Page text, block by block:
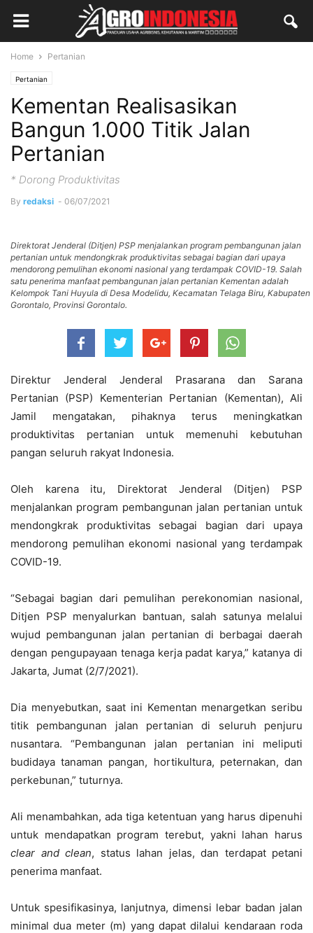
Home Pertanian
Pertanian
Kementan Realisasikan
Bangun 1.000 Titik Jalan
Pertanian
* Dorong Produktivitas
By redaksi - 06/07/2021
Direktorat Jenderal (Ditjen) PSP menjalankan program pembangunan jalan
pertanian untuk mendongkrak produktivitas sebagai bagian dari upaya
mendorong pemulihan ekonomi nasional yang terdampak COVID-19. Salah
satu penerima manfaat pembangunan jalan pertanian Kementan adalah
Kelompok Tani Huyula di Desa Modelidu, Kecamatan Telaga Biru, Kabupaten
Gorontalo, Provinsi Gorontalo.
Direktur Jenderal Jenderal Prasarana dan Sarana
Pertanian (PSP) Kementerian Pertanian (Kementan), Ali
Jamil mengatakan, pihaknya terus meningkatkan
produktivitas pertanian untuk memenuhi kebutuhan
pangan seluruh rakyat Indonesia.
Oleh karena itu, Direktorat Jenderal (Ditjen) PSP
menjalankan program pembangunan jalan pertanian untuk
mendongkrak produktivitas sebagai bagian dari upaya
mendorong pemulihan ekonomi nasional yang terdampak
COVID-19.
“Sebagai bagian dari pemulihan perekonomian nasional,
Ditjen PSP menyalurkan bantuan, salah satunya melalui
wujud pembangunan jalan pertanian di berbagai daerah
dengan pengupayaan tenaga kerja padat karya,” katanya di
Jakarta, Jumat (2/7/2021).
Dia menyebutkan, saat ini Kementan menargetkan seribu
titik pembangunan jalan pertanian di seluruh penjuru
nusantara. “Pembangunan jalan pertanian ini meliputi
budidaya tanaman pangan, hortikultura, peternakan, dan
perkebunan,” tuturnya.
Ali menambahkan, ada tiga ketentuan yang harus dipenuhi
untuk mendapatkan program terebut, yakni lahan harus
clear and clean, status lahan jelas, dan terdapat petani
penerima manfaat.
Untuk spesifikasinya, lanjutnya, dimensi lebar badan jalan
minimal dua meter (m) yang dapat dilalui kendaraan roda